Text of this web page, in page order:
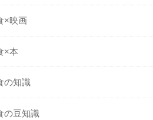
×映画
×本
の知識
の豆知識